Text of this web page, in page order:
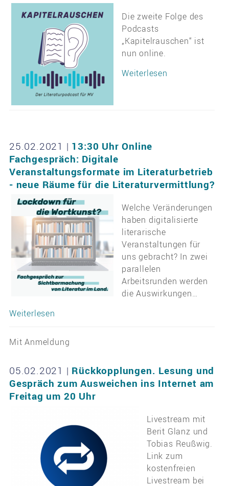
Die zweite Folge des
Podcasts
„Kapitelrauschen“ ist
nun online.
Weiterlesen
25.02.2021 | 13:30 Uhr Online
Fachgespräch: Digitale
Veranstaltungsformate im Literaturbetrieb
- neue Räume für die Literaturvermittlung?
Welche Veränderungen
haben digitalisierte
literarische
Veranstaltungen für
uns gebracht? In zwei
parallelen
Arbeitsrunden werden
die Auswirkungen…
Weiterlesen
Mit Anmeldung
05.02.2021 | Rückkopplungen. Lesung und
Gespräch zum Ausweichen ins Internet am
Freitag um 20 Uhr
Livestream mit
Berit Glanz und
Tobias Reußwig.
Link zum
kostenfreien
Livestream bei